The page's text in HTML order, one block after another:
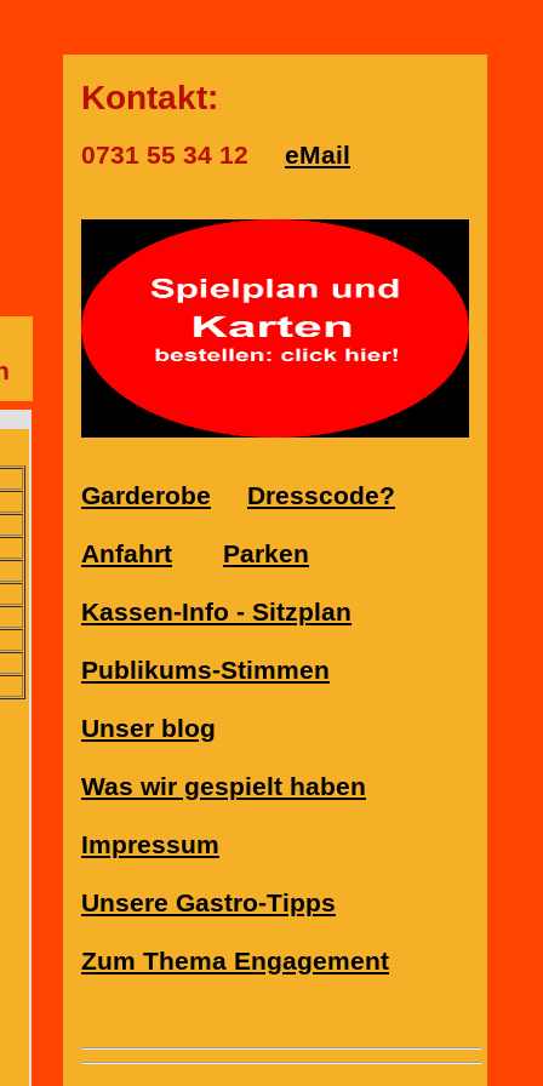
Kontakt:
0731 55 34 12 eMail
Garderobe Dresscode?
Anfahrt Parken
Kassen-Info - Sitzplan
Publikums-Stimmen
Unser blog
Was wir gespielt haben
Impressum
Unsere Gastro-Tipps
Zum Thema Engagement